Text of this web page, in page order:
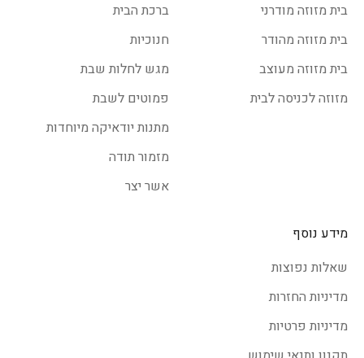
בית מזוזה מודרני
בית מזוזה מהודר
בית מזוזה מעוצב
מזוזה לכניסה לבית
ברכת הבית
חנוכיות
מגש לחלות שבת
פמוטים לשבת
מתנות יודאיקה מיוחדות
מזמור תודה
אשר יצר
מידע נוסף
שאלות נפוצות
מדיניות החזרות
מדיניות פרטיות